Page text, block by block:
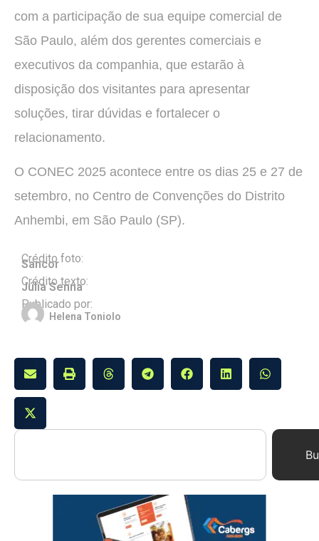
com a participação de sua equipe comercial de
São Paulo, além dos gerentes comerciais e
executivos da companhia, que estarão à
disposição dos visitantes para apresentar
soluções, tirar dúvidas e fortalecer o
relacionamento.
O CONEC 2025 acontece entre os dias 25 e 27 de
setembro, no Centro de Convenções do Distrito
Anhembi, em São Paulo (SP).
Crédito foto:
Sancor
Crédito texto:
Júlia Senna
Publicado por:
Helena Toniolo